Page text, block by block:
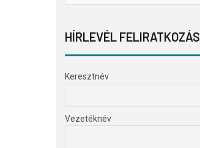
HÍRLEVÉL FELIRATKOZÁS
Keresztnév
Vezetéknév